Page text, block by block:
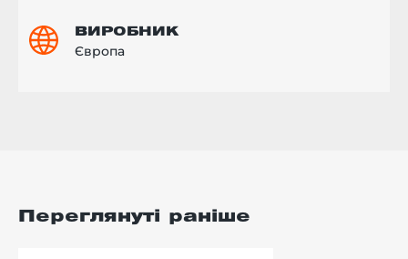
ВИРОБНИК
Європа
Переглянуті раніше